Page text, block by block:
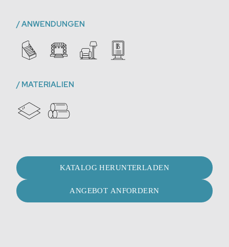
/ANWENDUNGEN
/ MATERIALIEN
KATALOG HERUNTERLADEN
ANGEBOT ANFORDERN